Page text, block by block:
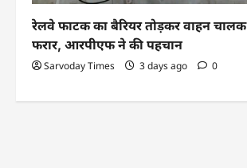
t
i
o
n
रेलवे फाटक का बैरियर तोड़कर वाहन चालक
फरार, आरपीएफ ने की पहचान
Sarvoday Times 3 days ago 0